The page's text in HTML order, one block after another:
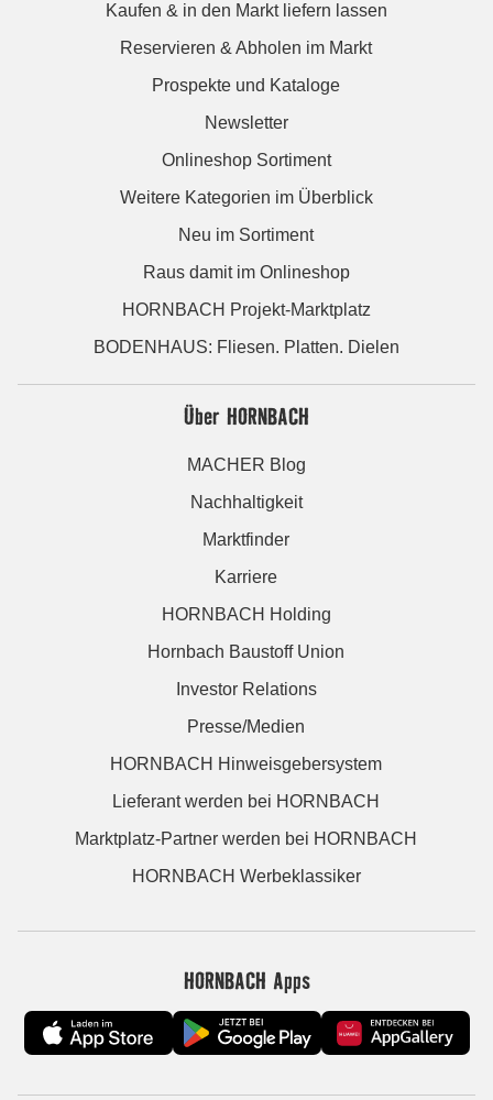
Kaufen & in den Markt liefern lassen
Reservieren & Abholen im Markt
Prospekte und Kataloge
Newsletter
Onlineshop Sortiment
Weitere Kategorien im Überblick
Neu im Sortiment
Raus damit im Onlineshop
HORNBACH Projekt-Marktplatz
BODENHAUS: Fliesen. Platten. Dielen
Über HORNBACH
MACHER Blog
Nachhaltigkeit
Marktfinder
Karriere
HORNBACH Holding
Hornbach Baustoff Union
Investor Relations
Presse/Medien
HORNBACH Hinweisgebersystem
Lieferant werden bei HORNBACH
Marktplatz-Partner werden bei HORNBACH
HORNBACH Werbeklassiker
HORNBACH Apps